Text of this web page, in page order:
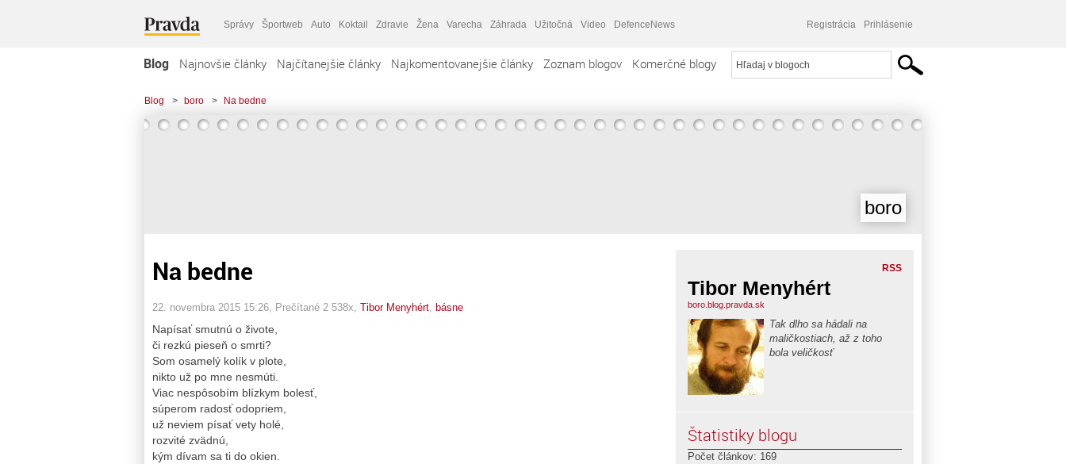
Správy Športweb Auto Koktail Zdravie Žena Varecha Záhrada Užitočná Video DefenceNews Registrácia Prihlásenie
Blog Najnovšie články Najčítanejšie články Najkomentovanejšie články Zoznam blogov Komerčné blogy
Blog > boro > Na bedne
boro
Na bedne
22. novembra 2015 15:26 , Prečítané 2 538x, Tibor Menyhért básne
Napísať smutnú o živote,
či rezkú pieseň o smrti?
Som osamelý kolík v plote,
nikto už po mne nesmúti.
Viac nespôsobím blízkym bolesť,
súperom radosť odopriem,
už neviem písať vety holé,
rozvité zvädnú,
kým dívam sa ti do okien.
RSS
Tibor Menyhért
boro.blog.pravda.sk
Tak dlho sa hádali na
maličkostiach, až z toho
bola veličkosť
Štatistiky blogu
Počet článkov: 169